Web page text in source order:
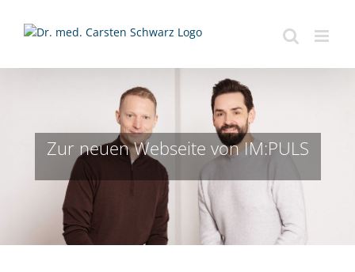
Inhalt
Zur neuen Webseite von IM:PULS